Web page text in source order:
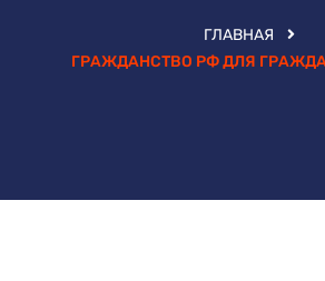
ГЛАВНАЯ
ГРАЖДАНСТВО РФ ДЛЯ